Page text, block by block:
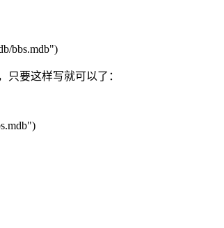
bbs.mdb")
只要这样写就可以了：